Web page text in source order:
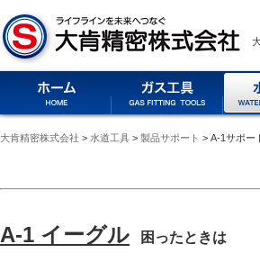
大肯精密株式会社 > 水道工具 > 製品サポート > A-1サポー
A-1 イーグル 困ったときは